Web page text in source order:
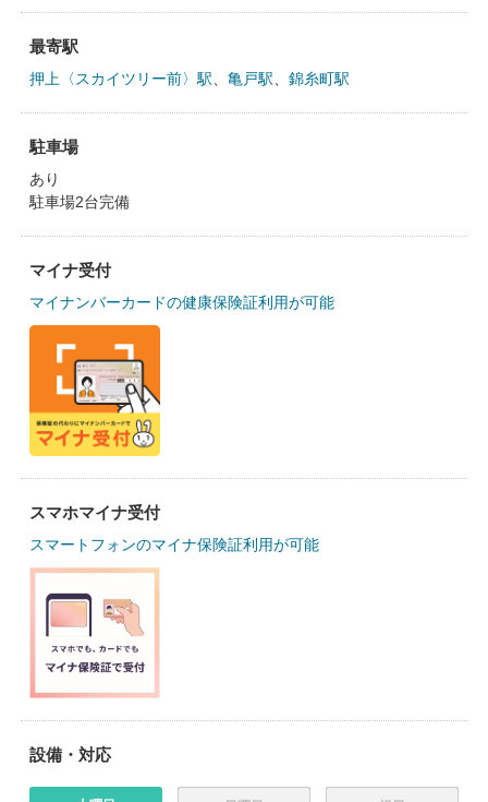
最寄駅
押上〈スカイツリー前〉駅 亀戸駅 錦糸町駅
駐車場
あり
駐車場2台完備
マイナ受付
マイナンバーカードの健康保険証利用が可能
スマホマイナ受付
スマートフォンのマイナ保険証利用が可能
設備・対応